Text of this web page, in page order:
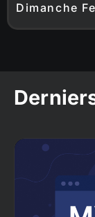
Dimanche